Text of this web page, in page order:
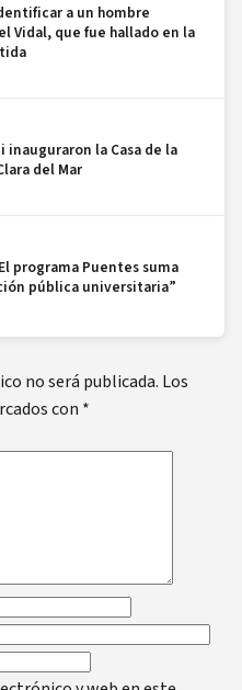
a un hombre
Vidal, que fue hallado en la
inauguraron la Casa de la
del Mar
programa Puentes suma
pública universitaria”
no será publicada. Los
con *